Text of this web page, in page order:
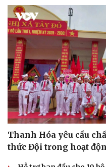
Thanh Hóa yêu cầu
thức Đội trong hoạt